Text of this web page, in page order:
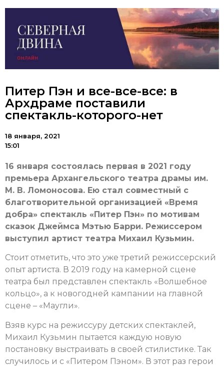
Питер Пэн и все-все-все: в
Архдраме поставили
спектакль-которого-нет
18 января, 2021
15:01
16 января состоялась первая в 2021 году
премьера Архангельского театра драмы им.
М. В. Ломоносова. Ею стал совместный с
благотворительной организацией «Время
добра» спектакль «Питер Пэн» по мотивам
сказок Джеймса Мэтью Барри. Режиссером
выступил артист театра Михаил Кузьмин.
Стоит отметить, что это уже третий режиссерский
опыт артиста. В 2019 году на камерной сцене
театра был представлен спектакль «Волшебное
кольцо», а к новогодней кампании на главной
сцене – «Маугли».
Взяв курс на режиссуру детских спектаклей,
Михаил Кузьмин пытается каждую новую
постановку выстраивать в своей стилистике. Так
случилось и с «Питером Пэном». В этот раз герои